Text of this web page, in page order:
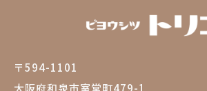
〒594-1101
大阪府和泉市室堂町479-1